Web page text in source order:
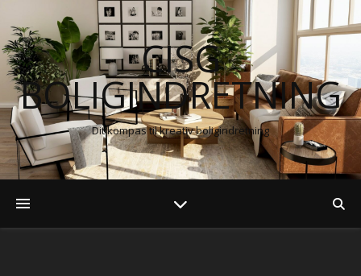
CISG
BOLIGINDRETNING
Dit kompas til kreativ boligindretning